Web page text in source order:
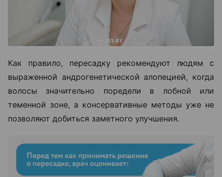
Как правило, пересадку рекомендуют людям с
выраженной андрогенетической алопецией, когда
волосы значительно поредели в лобной или
теменной зоне, а консервативные методы уже не
позволяют добиться заметного улучшения.